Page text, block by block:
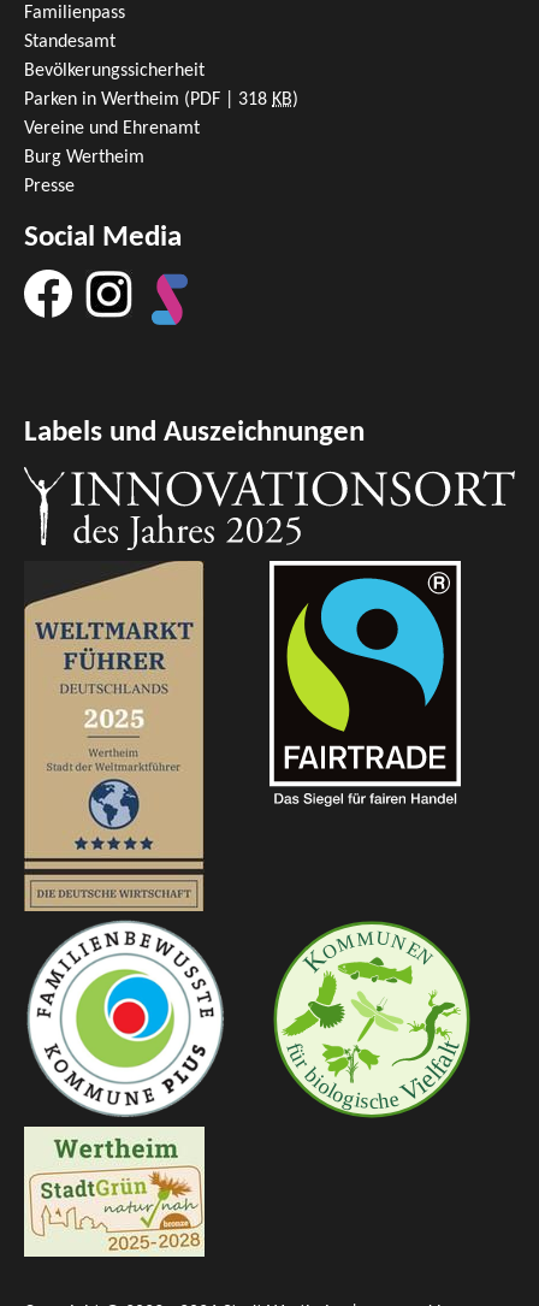
Familienpass
Standesamt
Bevölkerungssicherheit
Parken in Wertheim (PDF | 318 KB)
Vereine und Ehrenamt
Burg Wertheim
Presse
Social Media
Labels und Auszeichnungen